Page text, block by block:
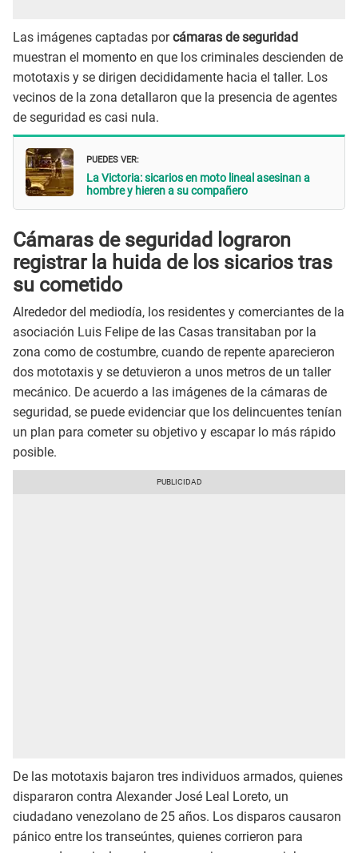
Las imágenes captadas porcámaras de seguridad
muestran el momento en que los criminales descienden de
mototaxis y se dirigen decididamente hacia el taller. Los
vecinos de la zona detallaron que la presencia de agentes
de seguridad es casi nula.
PUEDES VER:
La Victoria: sicarios en moto lineal asesinan a
hombre y hieren a su compañero
Cámaras de seguridad lograron
registrar la huida de los sicarios tras
su cometido
Alrededor del mediodía, los residentes y comerciantes de la
asociación Luis Felipe de las Casas transitaban por la
zona como de costumbre, cuando de repente aparecieron
dos mototaxis y se detuvieron a unos metros de un taller
mecánico. De acuerdo a las imágenes de la cámaras de
seguridad, se puede evidenciar que los delincuentes tenían
un plan para cometer su objetivo y escapar lo más rápido
posible.
De las mototaxis bajaron tres individuos armados, quienes
dispararon contra Alexander José Leal Loreto, un
ciudadano venezolano de 25 años. Los disparos causaron
pánico entre los transeúntes, quienes corrieron para